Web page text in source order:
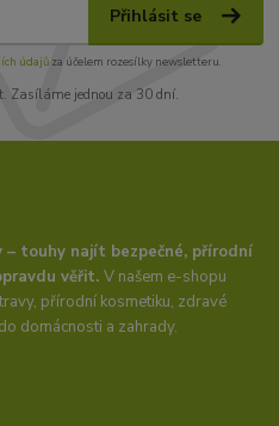
Přihlásit se
údajůza účelem rozesílky newsletteru.
Zasíláme jednou za 30 dní.
touhy najít bezpečné, přírodní
věřit.V našem e-shopu
přírodní kosmetiku, zdravé
domácnosti a zahrady.